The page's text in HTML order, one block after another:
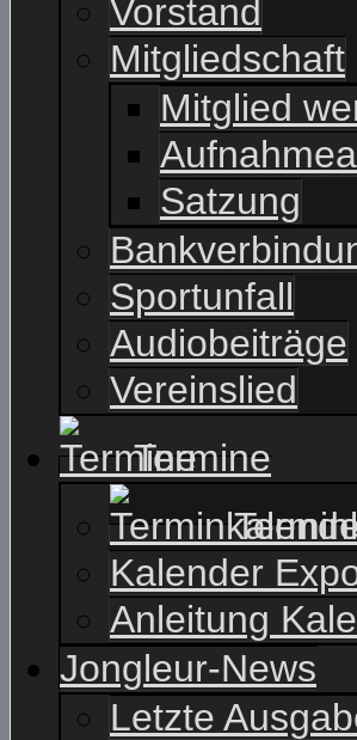
Vorstand
Mitgliedschaft
Mitglied
Satzung
Sportunfall
Audiobeiträge
Vereinslied
Termine
Kalender
Anleitung
Jongleur-News
Letzte